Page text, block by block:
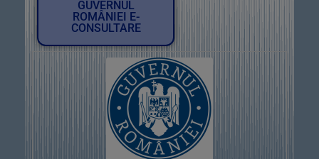
GUVERNUL
ROMÂNIEI E-
CONSULTARE